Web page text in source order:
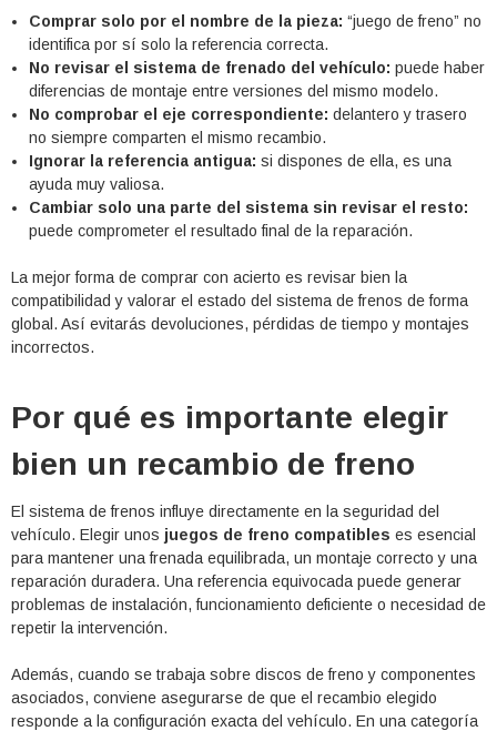
Comprar solo por el nombre de la pieza: “juego de freno” no
identifica por sí solo la referencia correcta.
No revisar el sistema de frenado del vehículo: puede haber
diferencias de montaje entre versiones del mismo modelo.
No comprobar el eje correspondiente: delantero y trasero
no siempre comparten el mismo recambio.
Ignorar la referencia antigua: si dispones de ella, es una
ayuda muy valiosa.
Cambiar solo una parte del sistema sin revisar el resto:
puede comprometer el resultado final de la reparación.
La mejor forma de comprar con acierto es revisar bien la
compatibilidad y valorar el estado del sistema de frenos de forma
global. Así evitarás devoluciones, pérdidas de tiempo y montajes
incorrectos.
Por qué es importante elegir
bien un recambio de freno
El sistema de frenos influye directamente en la seguridad del
vehículo. Elegir unos juegos de freno compatibles es esencial
para mantener una frenada equilibrada, un montaje correcto y una
reparación duradera. Una referencia equivocada puede generar
problemas de instalación, funcionamiento deficiente o necesidad de
repetir la intervención.
Además, cuando se trabaja sobre discos de freno y componentes
asociados, conviene asegurarse de que el recambio elegido
responde a la configuración exacta del vehículo. En una categoría